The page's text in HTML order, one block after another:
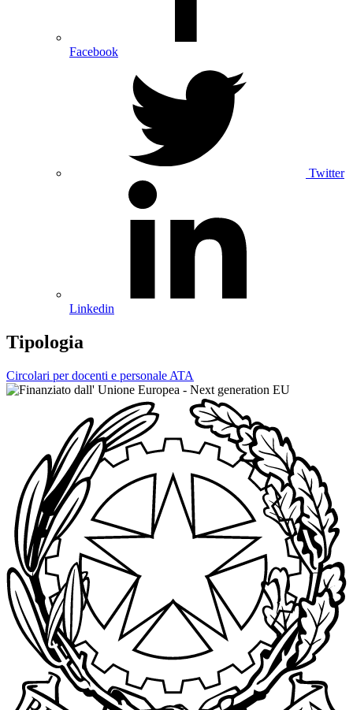
Facebook
Twitter
Linkedin
Tipologia
Circolari per docenti e personale ATA